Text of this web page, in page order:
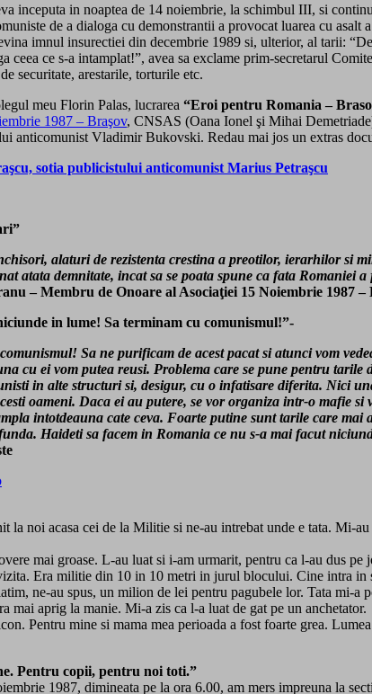
inceputa in noaptea de 14 noiembrie, la schimbul III, si
de a dialoga cu demonstrantii a provocat luarea cu asalt
imnul insurectiei din decembrie 1989 si, ulterior, al tarii:
ce s-a intamplat!”, avea sa exclame prim-secretarul
securitate, arestarile, torturile etc.
meu Florin Palas, lucrarea “Eroi pentru Romania –
1987 – Braşov, CNSAS (Oana Ionel şi Mihai
anticomunist Vladimir Bukovski. Redau mai jos un extras
sotia publicistului anticomunist Marius Petraşcu
alaturi de rezistenta crestina a preotilor, ierarhilor si
atata demnitate, incat sa se poata spune ca fata Romaniei
– Membru de Onoare al Asociaţiei 15 Noiembrie 1987
in lume! Sa terminam cu comunismul!”-
Sa ne purificam de acest pacat si atunci vom
cu ei vom putea reusi. Problema care se pune pentru tarile
in alte structuri si, desigur, cu o infatisare diferita. Nici
oameni. Daca ei au putere, se vor organiza intr-o mafie
intotdeauna cate ceva. Foarte putine sunt tarile care
Haideti sa facem in Romania ce nu s-a mai facut
noi acasa cei de la Militie si ne-au intrebat unde e tata. Mi-
mai groase. L-au luat si i-am urmarit, pentru ca l-au dus pe
Era militie din 10 in 10 metri in jurul blocului. Cine intra in
ne-au spus, un milion de lei pentru pagubele lor. Tata mi-
mai aprig la manie. Mi-a zis ca l-a luat de gat pe un anchetator.
Pentru mine si mama mea perioada a fost foarte grea.
Pentru copii, pentru noi toti.”
1987, dimineata pe la ora 6.00, am mers impreuna la